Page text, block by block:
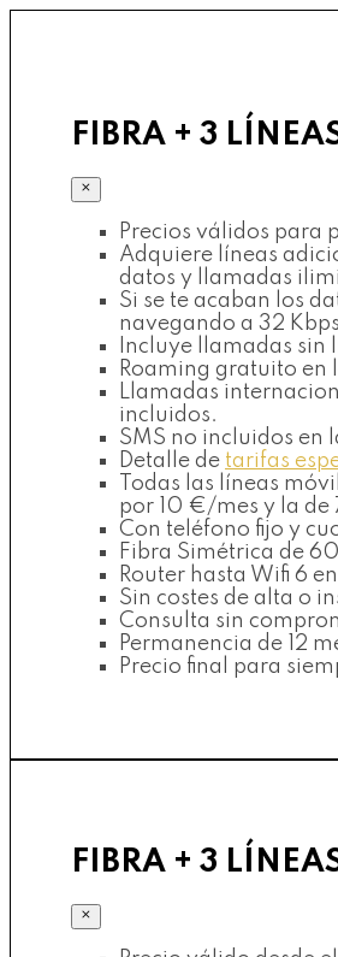
FIBRA + 3
×
Precios válidos para
Adquiere líneas
datos y llamadas
Si se te acaban los
navegando a 32
Incluye llamadas sin
Roaming gratuito en
Llamadas
incluidos.
SMS no incluidos en
Detalle de tarifas
Todas las líneas
por 10 €/mes y la de
Con teléfono fijo y
Fibra Simétrica de
Router hasta Wifi 6
Sin costes de alta o
Consulta sin
Permanencia de 12
Precio final para
FIBRA + 3
×